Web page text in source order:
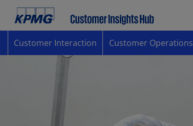
Customer Interaction Customer Operations